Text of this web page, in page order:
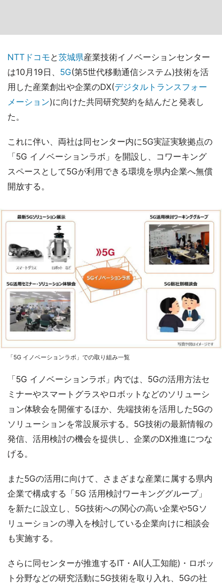
NTTドコモ と茨城県産業技術イノベーションセンター
は10月19日、 5G(第5世代移動通信システム)技術を活
用した産業創出や企業のDX(デジタルトランスフォー
メーション)に向けた共同研究契約を結んだと発表し
た。
これに伴い、両社は同センター内に5G実証実験拠点の
「5G イノベーションラボ」を開設し、コワーキング
スペースとして5Gが利用できる環境を県内企業へ無償
開放する。
「5G イノベーションラボ」での取り組み一覧
「5G イノベーションラボ」内では、5Gの活用方法セ
ミナーやスマートグラスやロボットなどのソリューシ
ョン体験会を開催するほか、先端技術を活用した5Gの
ソリューションを常設展示する。5G技術の最新情報の
発信、活用検討の機会を提供し、企業のDX推進につな
げる。
また5Gの活用に向けて、さまざまな産業に属する県内
企業で構成する「5G 活用検討ワーキンググループ」
を新たに設立し、5G技術への関心の高い企業や5Gソ
リューションの導入を検討している企業向けに相談会
も実施する。
さらに同センターが推進するIT・AI(人工知能)・ロボッ
ト分野などの研究活動に5G技術を取り入れ、5Gの社